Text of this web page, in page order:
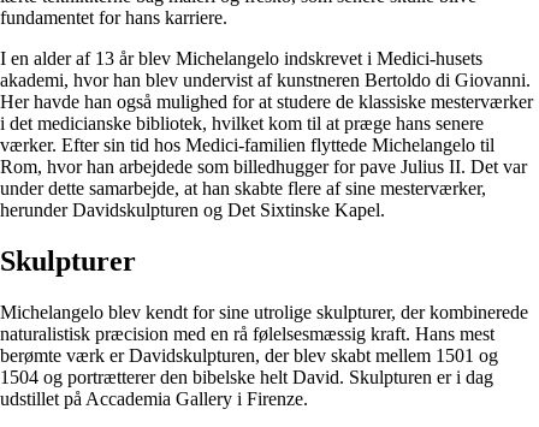
fundamentet for hans karriere.
I en alder af 13 år blev Michelangelo indskrevet i Medici-husets
akademi, hvor han blev undervist af kunstneren Bertoldo di Giovanni.
Her havde han også mulighed for at studere de klassiske mesterværker
i det medicianske bibliotek, hvilket kom til at præge hans senere
værker. Efter sin tid hos Medici-familien flyttede Michelangelo til
Rom, hvor han arbejdede som billedhugger for pave Julius II. Det var
under dette samarbejde, at han skabte flere af sine mesterværker,
herunder Davidskulpturen og Det Sixtinske Kapel.
Skulpturer
Michelangelo blev kendt for sine utrolige skulpturer, der kombinerede
naturalistisk præcision med en rå følelsesmæssig kraft. Hans mest
berømte værk er Davidskulpturen, der blev skabt mellem 1501 og
1504 og portrætterer den bibelske helt David. Skulpturen er i dag
udstillet på Accademia Gallery i Firenze.